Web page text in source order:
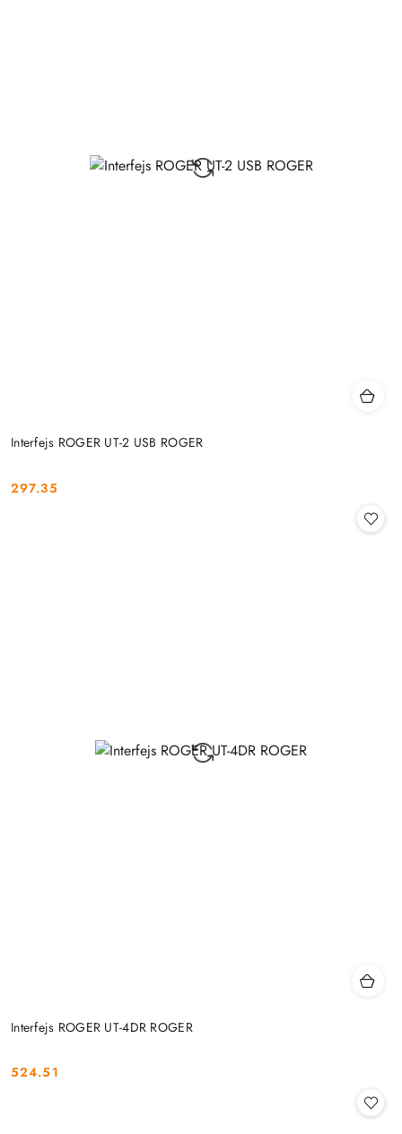
Interfejs ROGER UT-2 USB ROGER
Cena:
297.35
Interfejs ROGER UT-4DR ROGER
Cena:
524.51